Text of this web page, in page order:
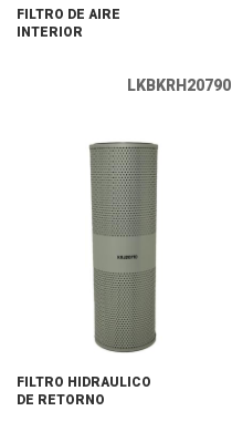
FILTRO DE AIRE
INTERIOR
LKBKRH20790
FILTRO HIDRAULICO
DE RETORNO